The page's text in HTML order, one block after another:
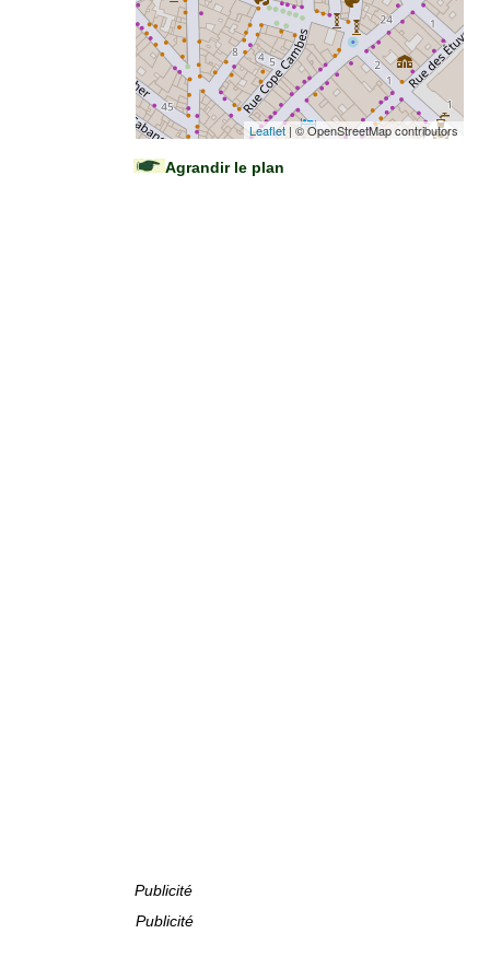
Leaflet| © OpenStreetMap contributors
Agrandir le plan
Publicité
Publicité